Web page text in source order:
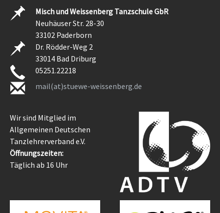
Misch und Weissenberg Tanzschule GbR
Neuhäuser Str. 28-30
33102 Paderborn
Dr. Rödder-Weg 2
33014 Bad Driburg
05251.22218
mail(at)stuewe-weissenberg.de
Wir sind Mitglied im
Allgemeinen Deutschen
Tanzlehrerverband e.V.
Öffnungszeiten:
Täglich ab 16 Uhr